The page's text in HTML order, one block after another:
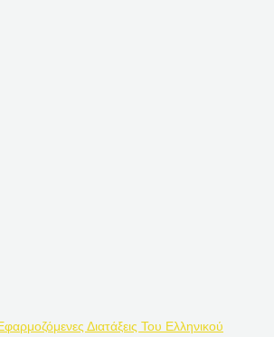
Διατάξεις Του Ελληνικού